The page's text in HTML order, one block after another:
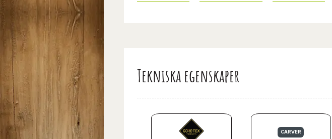
Tekniska egenskaper
CARVER